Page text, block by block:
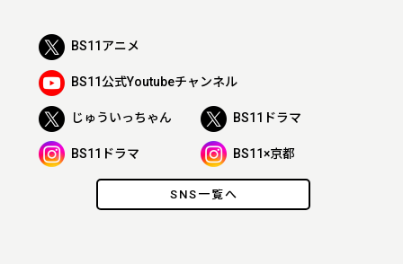
SNS一覧へ
BS11アニメ
BS11公式Youtubeチャンネル
じゅういっちゃん BS11ドラマ
BS11ドラマ BS11×京都